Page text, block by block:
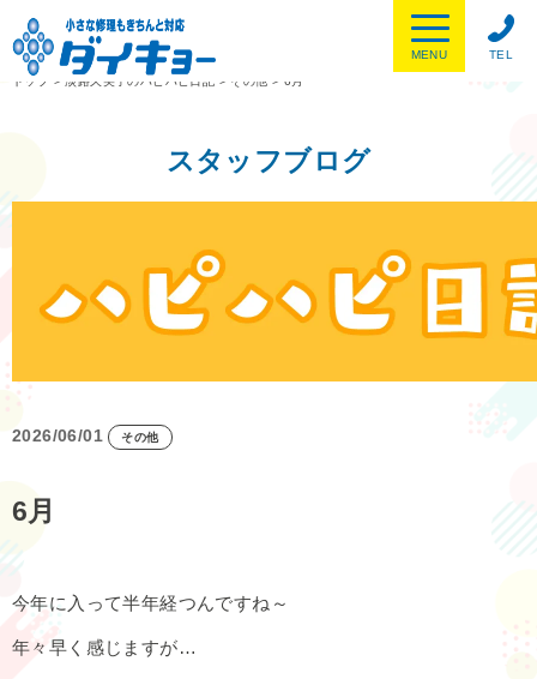
TEL
MENU
トップ
> 淡路久美子のハピハピ日記 > その他 > 6月
スタッフブログ
2026/06/01 その他
6月
今年に入って半年経つんですね～
年々早く感じますが…